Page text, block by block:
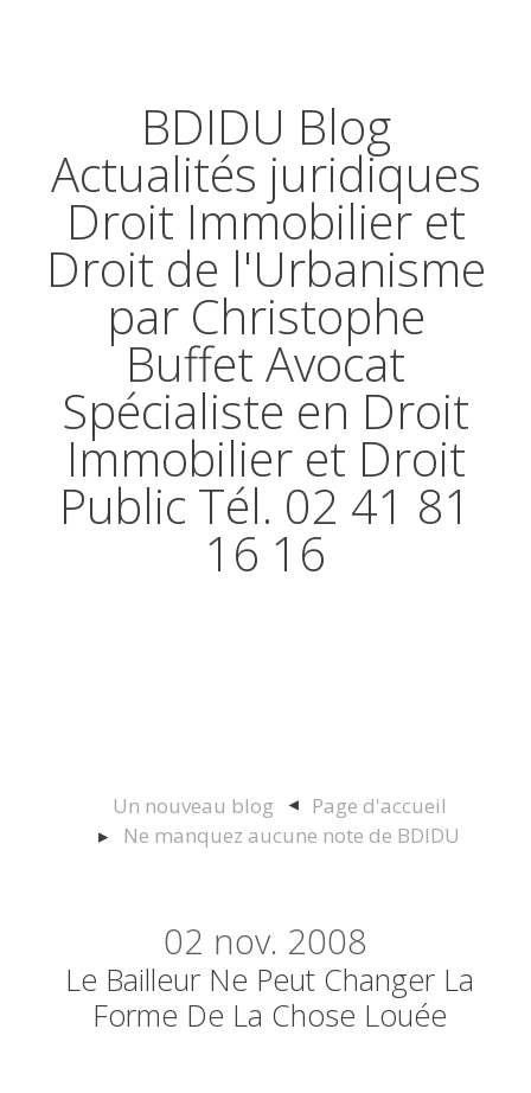
BDIDU Blog
Actualités juridiques
Droit Immobilier et
Droit de l'Urbanisme
par Christophe
Buffet Avocat
Spécialiste en Droit
Immobilier et Droit
Public Tél. 02 41 81
16 16
Un nouveau blog
Page d'accueil
Ne manquez aucune note de BDIDU
02 nov. 2008
Le Bailleur Ne Peut Changer La
Forme De La Chose Louée